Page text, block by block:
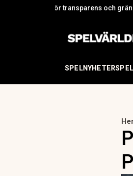
transparens och gränser formar
SPELNYHETER